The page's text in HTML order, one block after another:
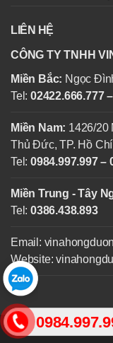
LIÊN HỆ
CÔNG TY TNHH
Miền Bắc: Ngọc
Tel: 02422.666.777
Miền Nam: 1426/20
Thủ Đức, TP. Hồ
Tel: 0984.997.997 –
Miền Trung - Tây
Tel: 0386.438.893
Email:
Website:
© 2025